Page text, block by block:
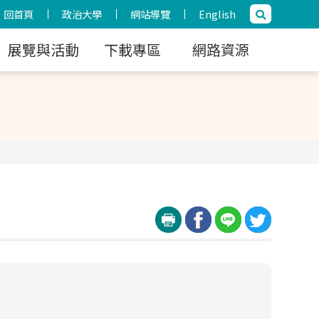
回首頁 政治大學 網站導覽 English
展覽與活動 下載專區 網路資源